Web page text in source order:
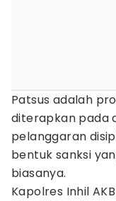
Patsus adalah
diterapkan pada
pelanggaran
bentuk sanksi
biasanya.
Kapolres Inhil